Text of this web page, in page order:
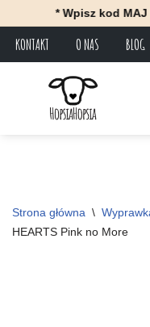
* Wpisz kod MAJ i
KONTAKT O NAS BLOG
Strona główna \
HEARTS Pink no More